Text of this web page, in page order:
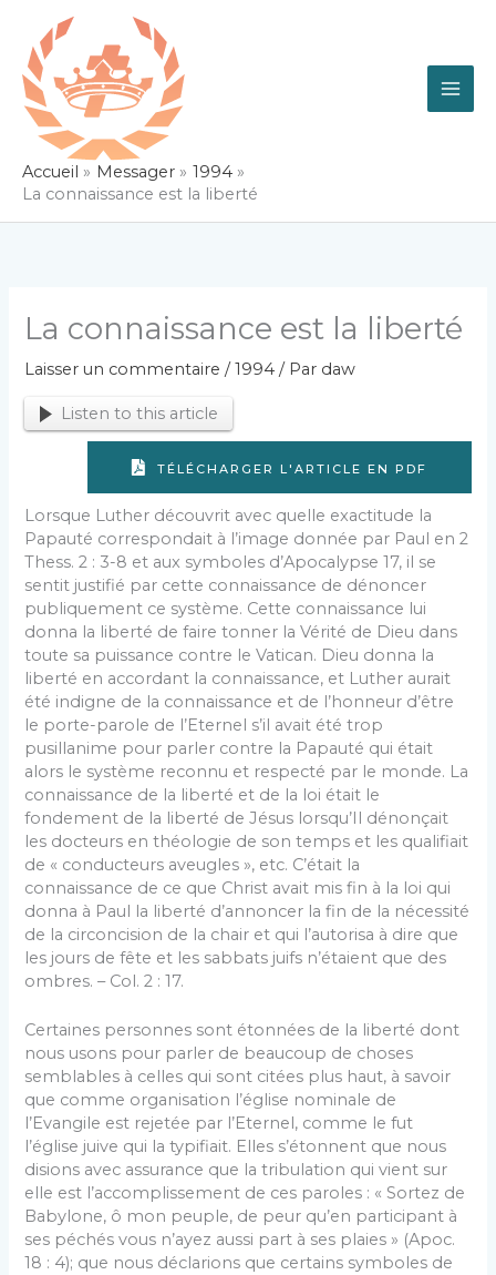
contenu
Accueil Messager
1994
La connaissance est la liberté
La connaissance est la liberté
Laisser un commentaire /1994 / Par daw
Listen to this article
TÉLÉCHARGER L'ARTICLE EN PDF
Lorsque Luther découvrit avec quelle exactitude la
Papauté correspondait à l’image donnée par Paul en 2
Thess. 2 : 3-8 et aux symboles d’Apocalypse 17, il se
sentit justifié par cette connaissance de dénoncer
publiquement ce système. Cette connaissance lui
donna la liberté de faire tonner la Vérité de Dieu dans
toute sa puissance contre le Vatican. Dieu donna la
liberté en accordant la connaissance, et Luther aurait
été indigne de la connaissance et de l’honneur d’être
le porte-parole de l’Eternel s’il avait été trop
pusillanime pour parler contre la Papauté qui était
alors le système reconnu et respecté par le monde. La
connaissance de la liberté et de la loi était le
fondement de la liberté de Jésus lorsqu’Il dénonçait
les docteurs en théologie de son temps et les qualifiait
de « conducteurs aveugles », etc. C’était la
connaissance de ce que Christ avait mis fin à la loi qui
donna à Paul la liberté d’annoncer la fin de la nécessité
de la circoncision de la chair et qui l’autorisa à dire que
les jours de fête et les sabbats juifs n’étaient que des
ombres. – Col. 2 : 17.
Certaines personnes sont étonnées de la liberté dont
nous usons pour parler de beaucoup de choses
semblables à celles qui sont citées plus haut, à savoir
que comme organisation l’église nominale de
l’Evangile est rejetée par l’Eternel, comme le fut
l’église juive qui la typifiait. Elles s’étonnent que nous
disions avec assurance que la tribulation qui vient sur
elle est l’accomplissement de ces paroles : « Sortez de
Babylone, ô mon peuple, de peur qu’en participant à
ses péchés vous n’ayez aussi part à ses plaies » (Apoc.
18 : 4); que nous déclarions que certains symboles de